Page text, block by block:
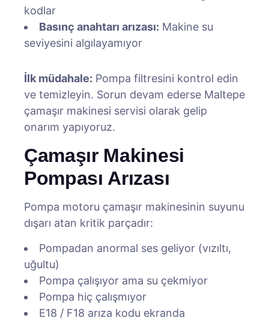
kodlar
Basınç anahtarı arızası: Makine su
seviyesini algılayamıyor
İlk müdahale: Pompa filtresini kontrol edin
ve temizleyin. Sorun devam ederse Maltepe
çamaşır makinesi servisi olarak gelip
onarım yapıyoruz.
Çamaşır Makinesi
Pompası Arızası
Pompa motoru çamaşır makinesinin suyunu
dışarı atan kritik parçadır:
Pompadan anormal ses geliyor (vızıltı,
uğultu)
Pompa çalışıyor ama su çekmiyor
Pompa hiç çalışmıyor
E18 / F18 arıza kodu ekranda